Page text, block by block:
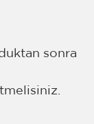
sonra